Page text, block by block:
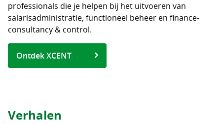
professionals die je helpen bij het uitvoeren van
salarisadministratie, functioneel beheer en finance-
consultancy & control.
Ontdek XCENT
Verhalen